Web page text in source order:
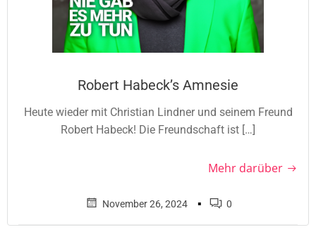
Robert Habeck’s Amnesie
Heute wieder mit Christian Lindner und seinem Freund
Robert Habeck! Die Freundschaft ist […]
Mehr darüber
November 26, 2024 ▪ 0